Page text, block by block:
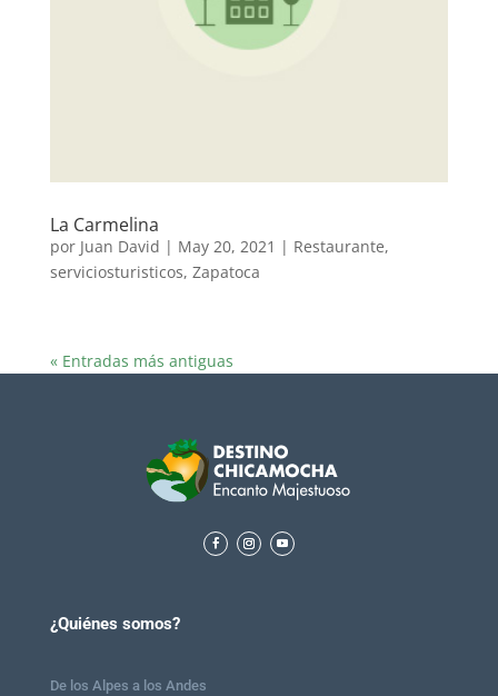
La Carmelina
por Juan David | May 20, 2021 | Restaurante,
serviciosturisticos, Zapatoca
« Entradas más antiguas
¿Quiénes somos?
De los Alpes a los Andes